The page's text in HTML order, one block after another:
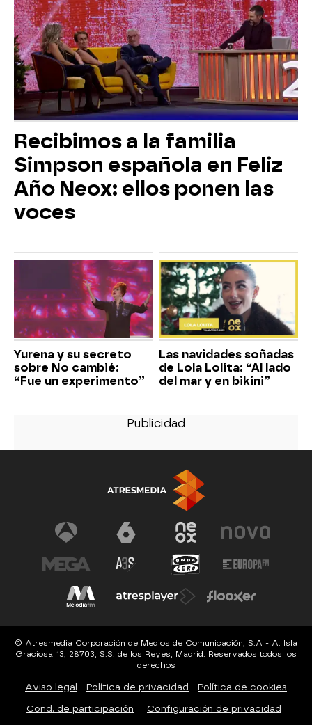
Recibimos a la familia
Simpson española en Feliz
Año Neox: ellos ponen las
voces
Yurena y su secreto
sobre No cambié:
“Fue un experimento”
Las navidades soñadas
de Lola Lolita: “Al lado
del mar y en bikini”
© Atresmedia Corporación de Medios de Comunicación, S.A - A. Isla
Graciosa 13, 28703, S.S. de los Reyes, Madrid. Reservados todos los
derechos
Aviso legal Política de privacidad Política de cookies
Cond. de participación Configuración de privacidad